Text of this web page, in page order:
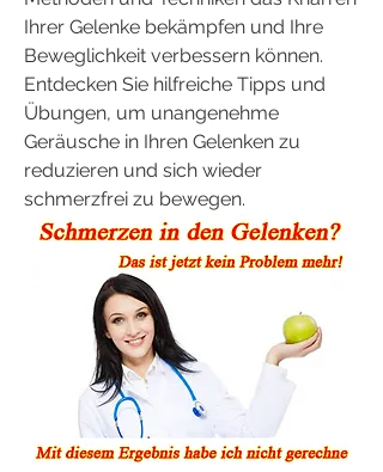
Ihrer Gelenke bekämpfen und Ihre
Beweglichkeit verbessern können.
Entdecken Sie hilfreiche Tipps und
Übungen, um unangenehme
Geräusche in Ihren Gelenken zu
reduzieren und sich wieder
schmerzfrei zu bewegen.